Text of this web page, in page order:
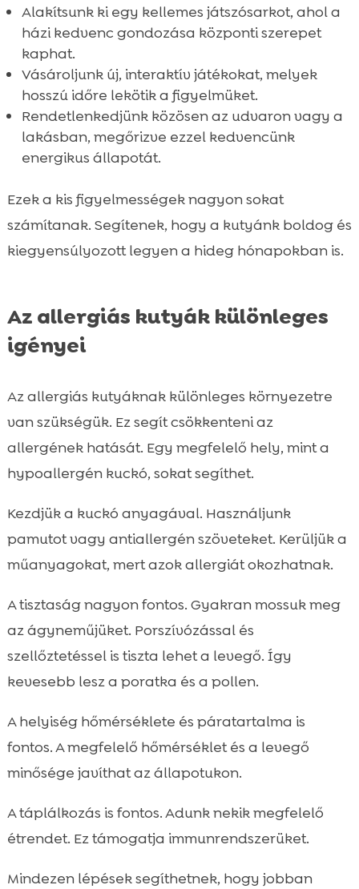
Alakítsunk ki egy kellemes játszósarkot, ahol a
házi kedvenc gondozása központi szerepet
kaphat.
Vásároljunk új, interaktív játékokat, melyek
hosszú időre lekötik a figyelmüket.
Rendetlenkedjünk közösen az udvaron vagy a
lakásban, megőrizve ezzel kedvencünk
energikus állapotát.
Ezek a kis figyelmességek nagyon sokat
számítanak. Segítenek, hogy a kutyánk boldog és
kiegyensúlyozott legyen a hideg hónapokban is.
Az allergiás kutyák különleges
igényei
Az allergiás kutyáknak különleges környezetre
van szükségük. Ez segít csökkenteni az
allergének hatását. Egy megfelelő hely, mint a
hypoallergén kuckó, sokat segíthet.
Kezdjük a kuckó anyagával. Használjunk
pamutot vagy antiallergén szöveteket. Kerüljük a
műanyagokat, mert azok allergiát okozhatnak.
A tisztaság nagyon fontos. Gyakran mossuk meg
az ágyneműjüket. Porszívózással és
szellőztetéssel is tiszta lehet a levegő. Így
kevesebb lesz a poratka és a pollen.
A helyiség hőmérséklete és páratartalma is
fontos. A megfelelő hőmérséklet és a levegő
minősége javíthat az állapotukon.
A táplálkozás is fontos. Adunk nekik megfelelő
étrendet. Ez támogatja immunrendszerüket.
Mindezen lépések segíthetnek, hogy jobban